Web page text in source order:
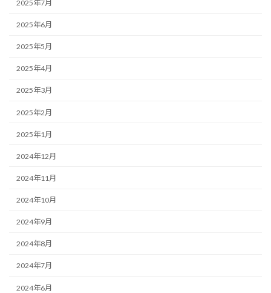
2025年7月
2025年6月
2025年5月
2025年4月
2025年3月
2025年2月
2025年1月
2024年12月
2024年11月
2024年10月
2024年9月
2024年8月
2024年7月
2024年6月